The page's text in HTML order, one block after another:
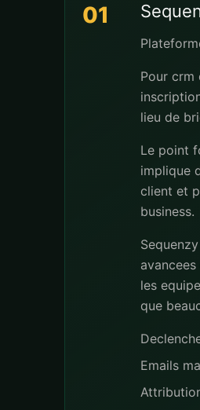
01
Pour crm
lieu de
Le point
implique
client et
business.
les
que
Emails